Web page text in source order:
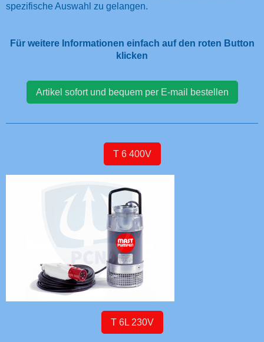
spezifische Auswahl zu gelangen.
Für weitere Informationen einfach auf den roten Button
klicken
Artikel sofort und bequem per E-mail bestellen
T 6 400V
T 6L 230V